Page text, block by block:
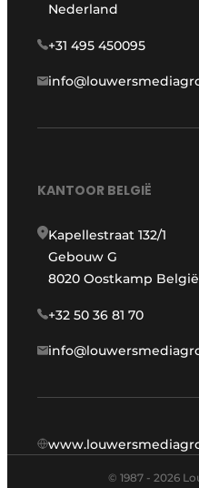
Nederland
+31 495 450095
KANTOOR BELGIË
Kapellestraat 132/1
Gebouw G
8020 Oostkamp België
+32 50 36 81 70
© 1987 - 2026